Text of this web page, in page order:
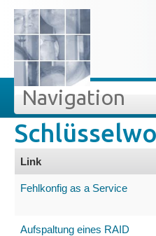
Tag cloud
Site map
Login
Navigation
Projekte
Blog
Link
Fehlkonfig as a Service
Aufspaltung eines RAID